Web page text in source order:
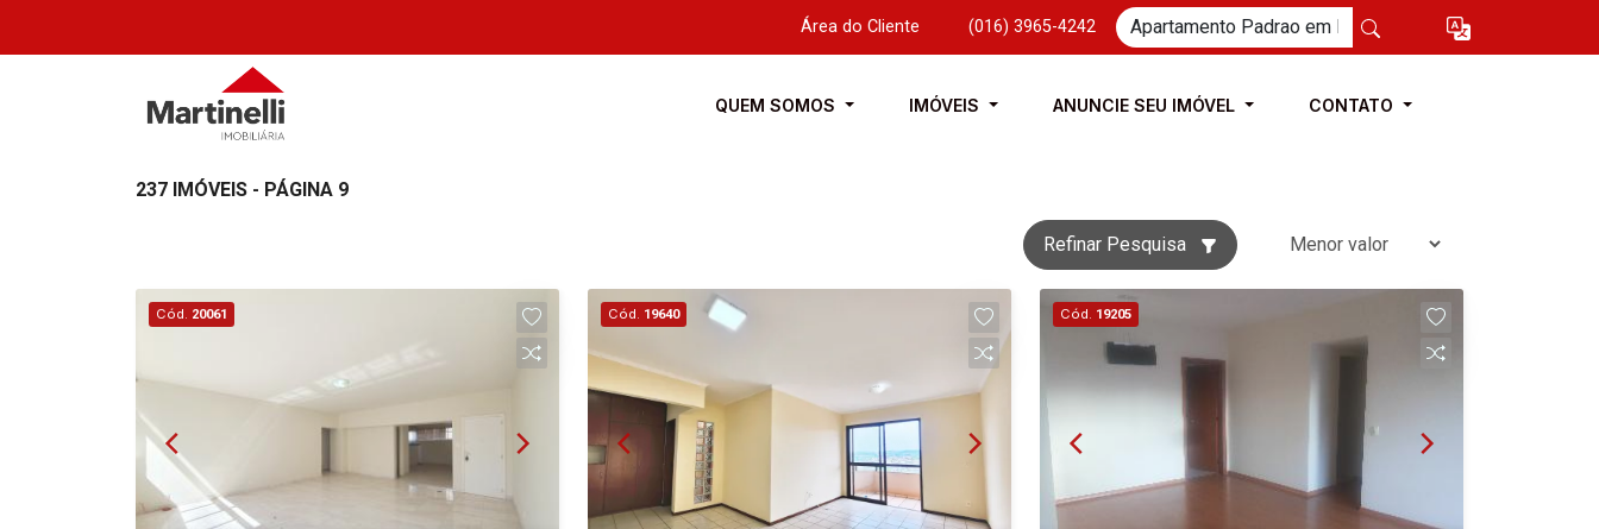
Área do Cliente (016) 3965-4242
QUEM SOMOS IMÓVEIS ANUNCIE SEU IMÓVEL CONTATO
237 IMÓVEIS - PÁGINA 9
Refinar Pesquisa
Cód. 20061 Cód. 19640 Cód. 19205